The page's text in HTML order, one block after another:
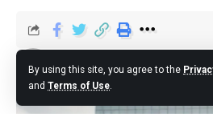
By using this site, you agree to the
and Terms of Use.
berita Published July 9, 2026